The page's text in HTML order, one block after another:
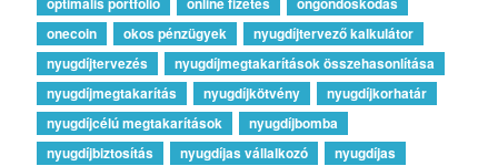
onecoin
okos pénzügyek
nyugdíjtervező kalkulátor
nyugdíjtervezés
nyugdíjmegtakarítások összehasonlítása
nyugdíjmegtakarítás
nyugdíjkötvény
nyugdíjkorhatár
nyugdíjcélú megtakarítások
nyugdíjbomba
nyugdíjbiztosítás
nyugdíjas vállalkozó
nyugdíjas